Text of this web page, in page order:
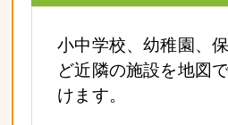
小中学校、幼稚園、
ど近隣の施設を地図
けます。